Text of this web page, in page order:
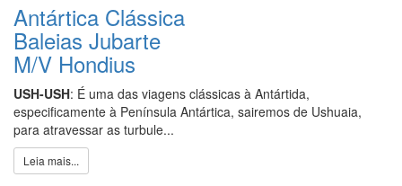
Antártica Clássica
Baleias Jubarte
M/V Hondius
USH-USH: É uma das viagens clássicas à Antártida,
especificamente à Península Antártica, sairemos de Ushuaia,
para atravessar as turbule...
Leia mais...